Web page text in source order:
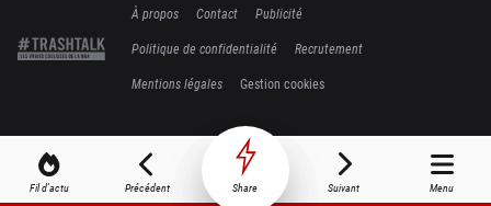
Fil d'actu Précédent Share Suivant Menu
À propos Contact
Publicité
Politique de confidentialité
Recrutement
Mentions légales
Gestion cookies